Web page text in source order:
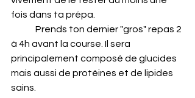
fois dans ta prépa.
à 4h avant la course. Il sera
principalement composé de glucides
mais aussi de protéines et de lipides
sains.